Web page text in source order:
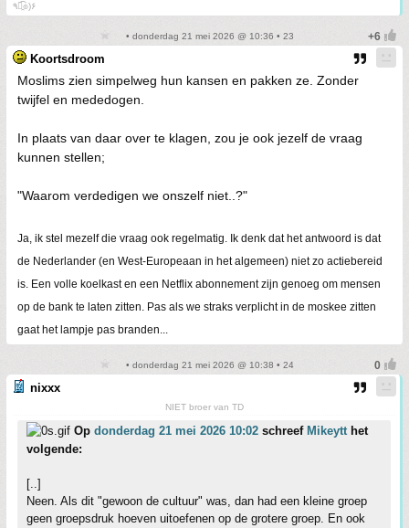
٩๏̯͡๏)۶
• donderdag 21 mei 2026 @ 10:36 • 23
Koortsdroom
Moslims zien simpelweg hun kansen en pakken ze. Zonder
twijfel en mededogen.
In plaats van daar over te klagen, zou je ook jezelf de vraag
kunnen stellen;
"Waarom verdedigen we onszelf niet..?"
Ja, ik stel mezelf die vraag ook regelmatig. Ik denk dat het antwoord is dat
de Nederlander (en West-Europeaan in het algemeen) niet zo actiebereid
is. Een volle koelkast en een Netflix abonnement zijn genoeg om mensen
op de bank te laten zitten. Pas als we straks verplicht in de moskee zitten
gaat het lampje pas branden...
• donderdag 21 mei 2026 @ 10:38 • 24
nixxx
NIET broer van TD
Op donderdag 21 mei 2026 10:02 schreef Mikeytthet
volgende:
[..]
Neen. Als dit "gewoon de cultuur" was, dan had een kleine groep
geen groepsdruk hoeven uitoefenen op de grotere groep. En ook